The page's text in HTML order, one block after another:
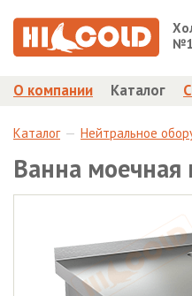
№1
О компании Каталог
Каталог Нейтральное
Ванна моечная